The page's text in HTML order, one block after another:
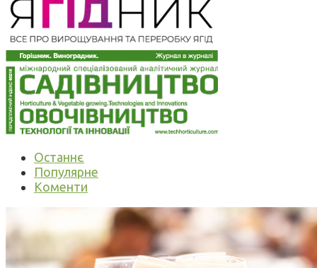
Останнє
Популярне
Коменти